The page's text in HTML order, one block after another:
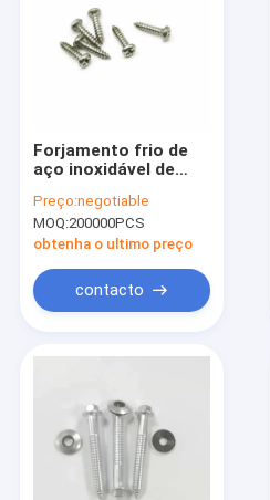
Sobre Nós
Visita à Fábrica
Forjamento frio de
aço inoxidável de
Self Tapping Screws
Preço:negotiable
MOQ:200000PCS
obtenha o ultimo preço
contacto